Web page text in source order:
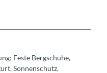
Feste Bergschuhe,
Sonnenschutz,